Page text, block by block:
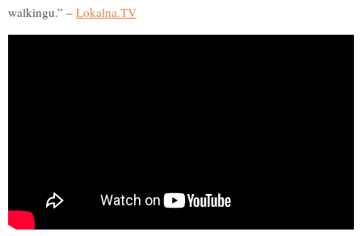
walkingu.” – Lokalna.TV